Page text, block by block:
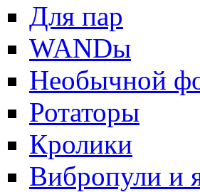
Для пар
WANDы
Необычной
Ротаторы
Кролики
Вибропули и